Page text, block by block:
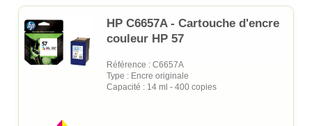
HP C6657A - Cartouche d'encre
couleur HP 57
Référence : C6657A
Type : Encre originale
Capacité : 14 ml - 400 copies